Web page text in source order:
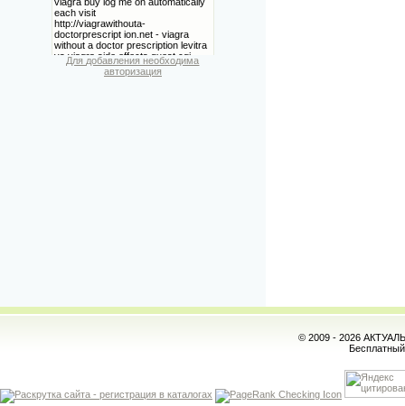
Для добавления необходима
авторизация
© 2009 - 2026